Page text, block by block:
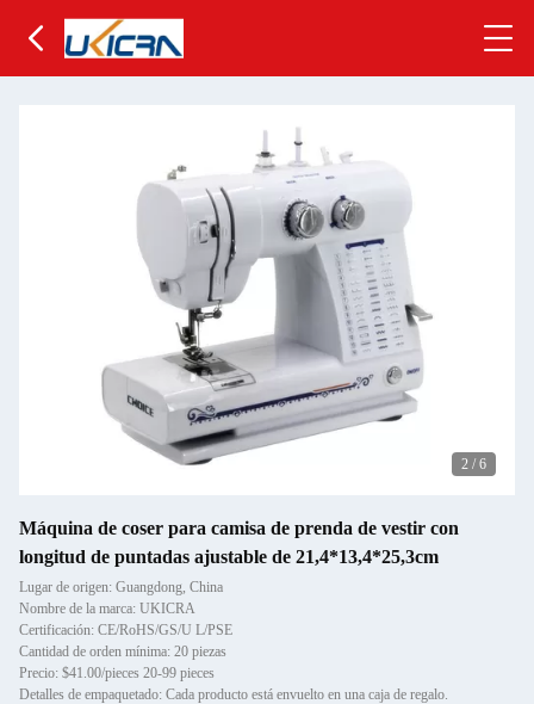
2 / 6
Máquina de coser para camisa de prenda de vestir con
longitud de puntadas ajustable de 21,4*13,4*25,3cm
Lugar de origen: Guangdong, China
Nombre de la marca: UKICRA
Certificación: CE/RoHS/GS/U L/PSE
Cantidad de orden mínima: 20 piezas
Precio: $41.00/pieces 20-99 pieces
Detalles de empaquetado: Cada producto está envuelto en una caja de regalo.